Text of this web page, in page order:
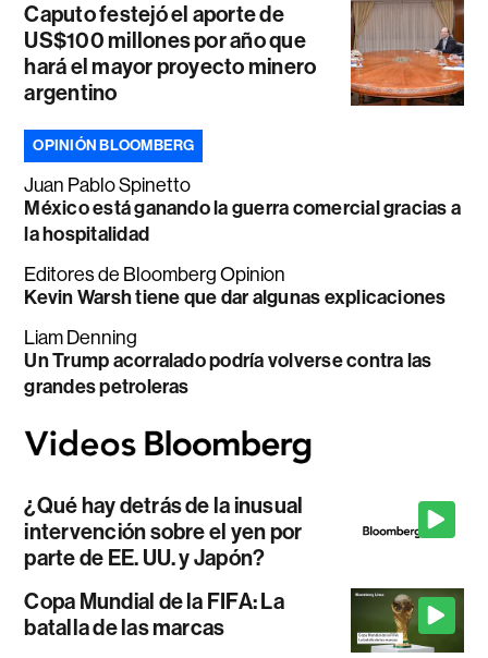
Caputo festejó el aporte de
US$100 millones por año que
hará el mayor proyecto minero
argentino
OPINIÓN BLOOMBERG
Juan Pablo Spinetto
México está ganando la guerra comercial gracias a
la hospitalidad
Editores de Bloomberg Opinion
Kevin Warsh tiene que dar algunas explicaciones
Liam Denning
Un Trump acorralado podría volverse contra las
grandes petroleras
¿Qué hay detrás de la inusual
intervención sobre el yen por
parte de EE. UU. y Japón?
Copa Mundial de la FIFA: La
batalla de las marcas